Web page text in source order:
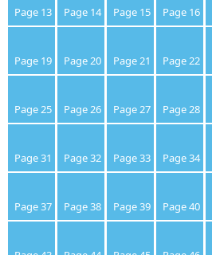
Page 13 Page 14 Page 15 Page 16
Page 19 Page 20 Page 21 Page 22
Page 25 Page 26 Page 27 Page 28
Page 31 Page 32 Page 33 Page 34
Page 37 Page 38 Page 39 Page 40